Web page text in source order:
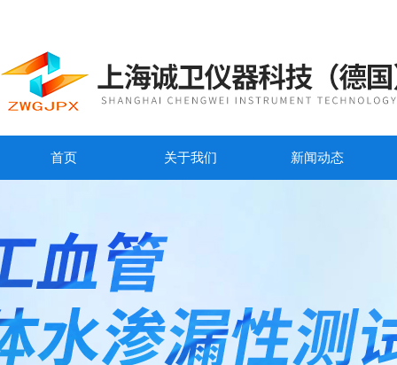
首页 关于我们 新闻动态